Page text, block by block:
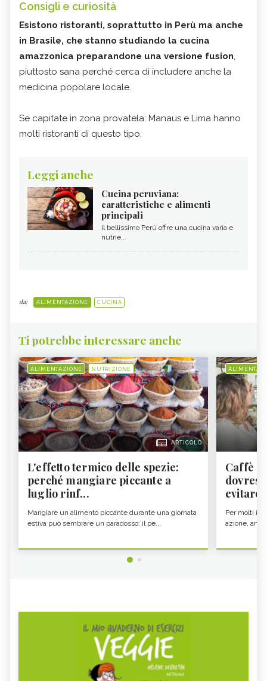
Consigli e curiosità
Esistono ristoranti, soprattutto in Perù ma anche
in Brasile, che stanno studiando la cucina
amazzonica preparandone una versione fusion,
piuttosto sana perché cerca di includere anche la
medicina popolare locale.
Se capitate in zona provatela: Manaus e Lima hanno
molti ristoranti di questo tipo.
Leggi anche
Cucina peruviana:
caratteristiche e alimenti
principali
Il bellissimo Perù offre una cucina varia e
nutrie...
da: ALIMENTAZIONE CUCINA
Ti potrebbe interessare anche
ALIMENTAZIONE NUTRIZIONE
ARTICOLO
L'effetto termico delle spezie:
perché mangiare piccante a
luglio rinf...
Mangiare un alimento piccante durante una giornata
estiva può sembrare un paradosso: il pe...
Caffè
evitare
Per molti il
azione,